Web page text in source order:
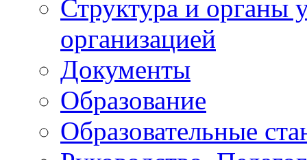
Структура и органы
организацией
Документы
Образование
Образовательные